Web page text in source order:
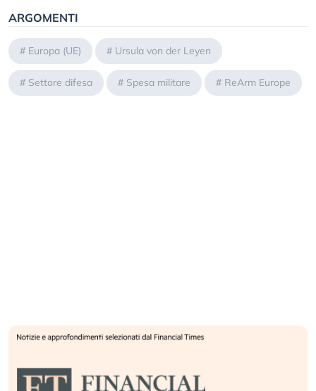
ARGOMENTI
# Europa (UE) # Ursula von der Leyen
# Settore difesa # Spesa militare # ReArm Europe